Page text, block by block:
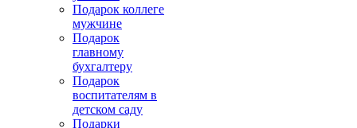
Подарок коллеге
мужчине
Подарок
главному
бухгалтеру
Подарок
воспитателям в
детском саду
Подарки